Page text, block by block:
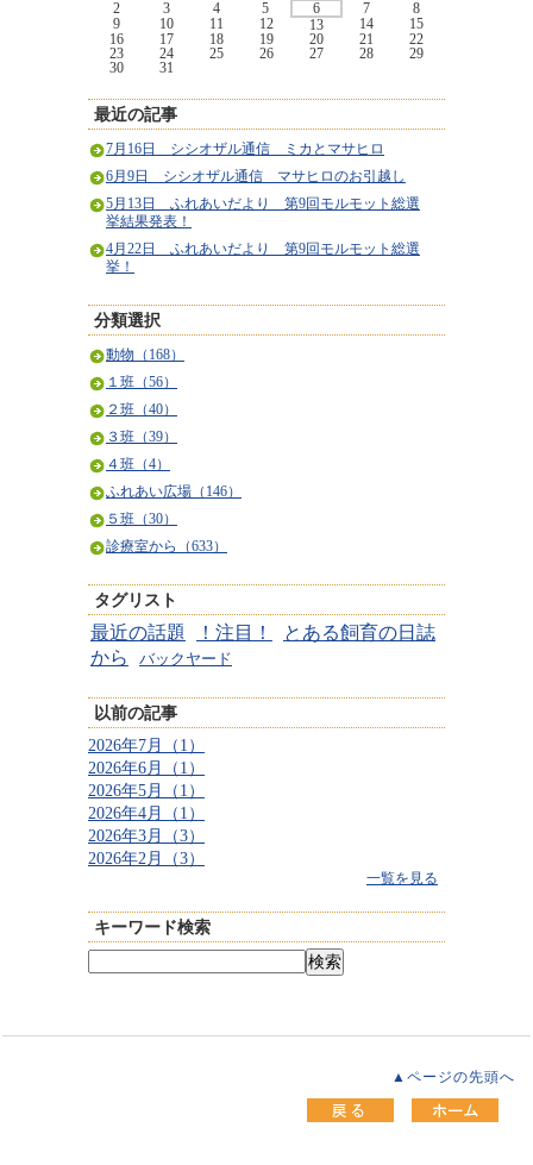
2
3 4 5 6 7
8
9
10 11 12 13 14
15
16
17 18 19 20 21
22
23
24 25 26 27 28
29
30
31
最近の記事
7月16日 シシオザル通信 ミカとマサヒロ
6月9日 シシオザル通信 マサヒロのお引越し
5月13日 ふれあいだより 第9回モルモット総選
挙結果発表！
4月22日 ふれあいだより 第9回モルモット総選
挙！
分類選択
動物（168）
１班（56）
２班（40）
３班（39）
４班（4）
ふれあい広場（146）
５班（30）
診療室から（633）
タグリスト
最近の話題 ！注目！
とある飼育の日誌
から
バックヤード
以前の記事
2026年7月（1）
2026年6月（1）
2026年5月（1）
2026年4月（1）
2026年3月（3）
2026年2月（3）
一覧を見る
キーワード検索
▲ページの先頭へ